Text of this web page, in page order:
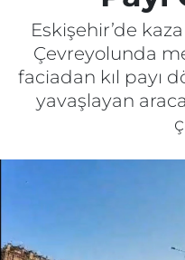
Eskişehir’de
Çevreyolunda
faciadan kıl payı
yavaşlayan
EKONOMİ
SAĞLIK
EĞİTİM
ESKİŞEHİRSPOR
Son Dakika
Haber Arşivi